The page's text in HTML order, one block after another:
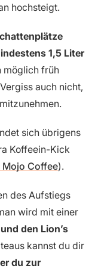
hochsteigt.
1,5 Liter
möglich früh
auch nicht,
sich übrigens
Koffeein-Kick
Mojo Coffee).
des Aufstiegs
wird mit einer
den Lion’s
kannst du dir
du zur